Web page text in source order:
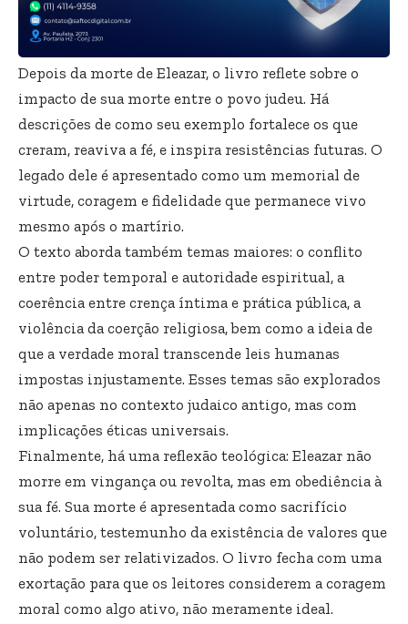
Depois da morte de Eleazar, o livro reflete sobre o
impacto de sua morte entre o povo judeu. Há
descrições de como seu exemplo fortalece os que
creram, reaviva a fé, e inspira resistências futuras. O
legado dele é apresentado como um memorial de
virtude, coragem e fidelidade que permanece vivo
mesmo após o martírio.
O texto aborda também temas maiores: o conflito
entre poder temporal e autoridade espiritual, a
coerência entre crença íntima e prática pública, a
violência da coerção religiosa, bem como a ideia de
que a verdade moral transcende leis humanas
impostas injustamente. Esses temas são explorados
não apenas no contexto judaico antigo, mas com
implicações éticas universais.
Finalmente, há uma reflexão teológica: Eleazar não
morre em vingança ou revolta, mas em obediência à
sua fé. Sua morte é apresentada como sacrifício
voluntário, testemunho da existência de valores que
não podem ser relativizados. O livro fecha com uma
exortação para que os leitores considerem a coragem
moral como algo ativo, não meramente ideal.